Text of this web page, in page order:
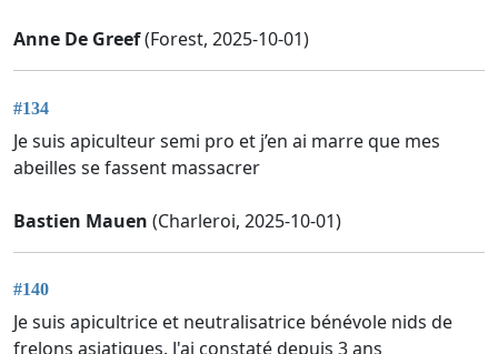
Anne De Greef(Forest, 2025-10-01)
#134
Je suis apiculteur semi pro et j’en ai marre que mes
abeilles se fassent massacrer
Bastien Mauen (Charleroi, 2025-10-01)
#140
Je suis apicultrice et neutralisatrice bénévole nids de
frelons asiatiques. J'ai constaté depuis 3 ans